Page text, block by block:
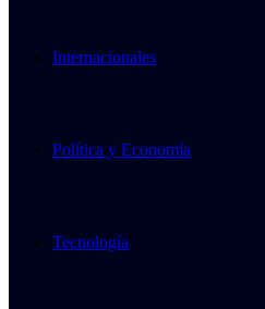
Internacionales
Política y Economía
Tecnología